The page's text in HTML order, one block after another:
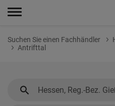
Suchen Sie einen Fachhändler
Antrifttal